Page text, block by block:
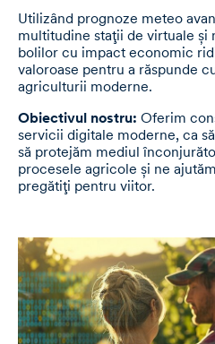
Utilizând prognoze meteo
multitudine stații de virtuale și
bolilor cu impact economic
valoroase pentru a răspunde
agriculturii moderne.
Obiectivul nostru: Oferim
servicii digitale moderne, ca
să protejăm mediul
procesele agricole și ne
pregătiți pentru viitor.